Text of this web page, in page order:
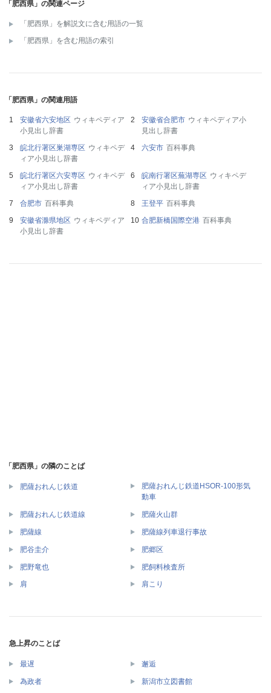
「肥西県」の関連ページ
「肥西県」を解説文に含む用語の一覧
「肥西県」を含む用語の索引
「肥西県」の関連用語
安徽省六安地区 ウィキペディア
小見出し辞書
安徽省合肥市 ウィキペディア小
見出し辞書
皖北行署区巣湖専区 ウィキペデ
ィア小見出し辞書
六安市 百科事典
皖北行署区六安専区 ウィキペデ
ィア小見出し辞書
皖南行署区蕪湖専区 ウィキペデ
ィア小見出し辞書
合肥市 百科事典 王登平 百科事典
安徽省滁県地区 ウィキペディア
小見出し辞書
合肥新橋国際空港 百科事典
「肥西県」の隣のことば
肥薩おれんじ鉄道
肥薩おれんじ鉄道HSOR-100形気
動車
肥薩おれんじ鉄道線 肥薩火山群
肥薩線 肥薩線列車退行事故
肥谷圭介 肥郷区
肥野竜也 肥飼料検査所
肩 肩こり
急上昇のことば
最遅 邂逅
為政者 新潟市立図書館